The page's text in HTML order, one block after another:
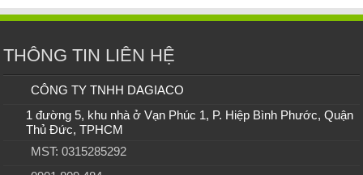
THÔNG TIN LIÊN HỆ
CÔNG TY TNHH DAGIACO
1 đường 5, khu nhà ở Vạn Phúc 1, P. Hiệp Bình Phước, Quận
Thủ Đức, TPHCM
MST: 0315285292